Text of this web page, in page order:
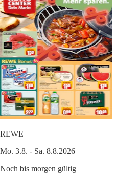
REWE
Mo. 3.8. - Sa. 8.8.2026
Noch bis morgen gültig